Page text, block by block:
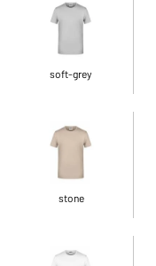
soft-grey
stone